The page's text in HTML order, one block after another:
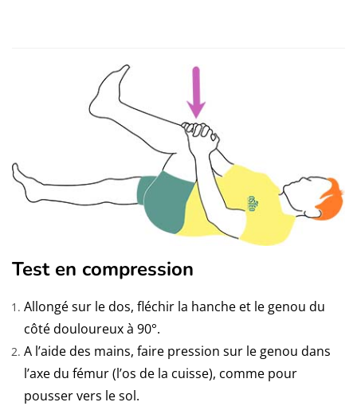
Test en compression
Allongé sur le dos, fléchir la hanche et le genou du
côté douloureux à 90°.
A l’aide des mains, faire pression sur le genou dans
l’axe du fémur (l’os de la cuisse), comme pour
pousser vers le sol.